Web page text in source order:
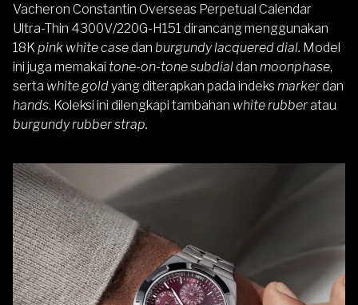
Vacheron Constantin Overseas Perpetual Calendar
Ultra-Thin 4300V/220G-H151 dirancang menggunakan
18K pink white casedan burgundy lacquered dial. Model
ini juga memakai tone-on-tone subdialdan moonphase,
serta white goldyang diterapkan pada indeks markerdan
hands. Koleksi ini dilengkapi tambahan white rubberatau
burgundy rubber strap.